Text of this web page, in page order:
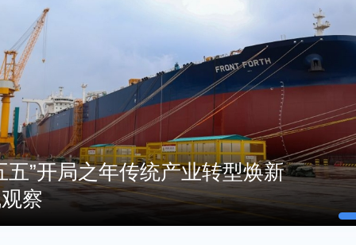
五”开局之年传统产业转型焕新
察